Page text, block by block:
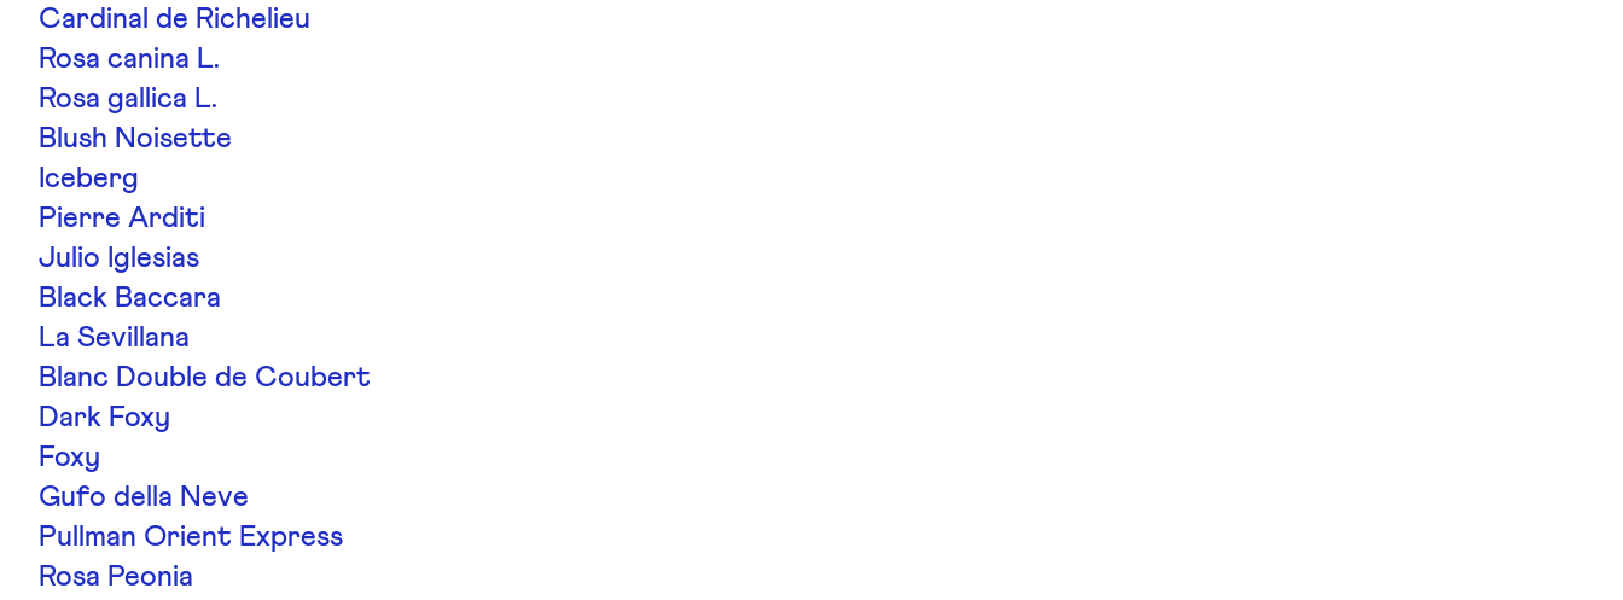
Cardinal de Richelieu
Rosa canina L.
Rosa gallica L.
Blush Noisette
Iceberg
Pierre Arditi
Julio Iglesias
Black Baccara
La Sevillana
Blanc Double de Coubert
Dark Foxy
Foxy
Gufo della Neve
Pullman Orient Express
Rosa Peonia